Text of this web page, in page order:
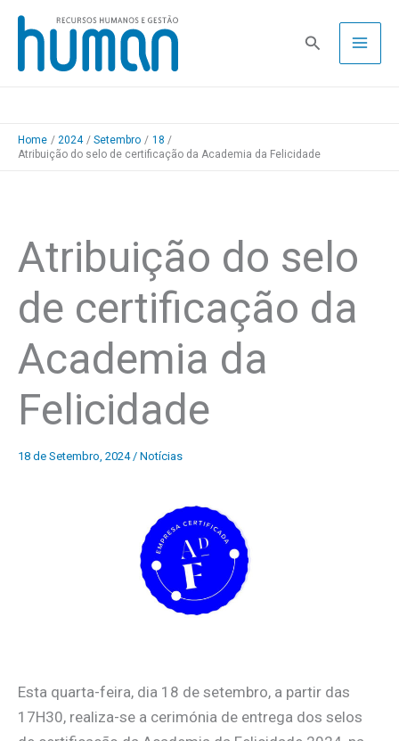
Skip
content
Pesquisa
Home 2024 Setembro
18
Atribuição do selo de certificação da Academia da Felicidade
Atribuição do selo
de certificação da
Academia da
Felicidade
18 de Setembro, 2024 / Notícias
Esta quarta-feira, dia 18 de setembro, a partir das
17H30, realiza-se a cerimónia de entrega dos selos